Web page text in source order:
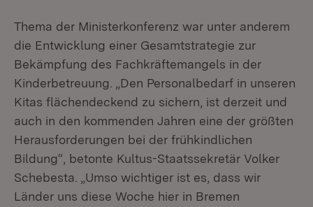
Thema der Ministerkonferenz war unter anderem
die Entwicklung einer Gesamtstrategie zur
Bekämpfung des Fachkräftemangels in der
Kinderbetreuung. „Den Personalbedarf in unseren
Kitas flächendeckend zu sichern, ist derzeit und
auch in den kommenden Jahren eine der größten
Herausforderungen bei der frühkindlichen
Bildung“, betonte Kultus-Staatssekretär Volker
Schebesta. „Umso wichtiger ist es, dass wir
Länder uns diese Woche hier in Bremen